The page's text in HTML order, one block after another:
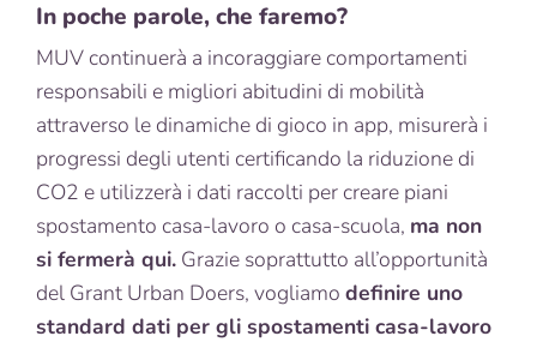
In poche parole, che faremo?
MUV continuerà a incoraggiare comportamenti
responsabili e migliori abitudini di mobilità
attraverso le dinamiche di gioco in app, misurerà i
progressi degli utenti certificando la riduzione di
CO2 e utilizzerà i dati raccolti per creare piani
spostamento casa-lavoro o casa-scuola, ma non
si fermerà qui. Grazie soprattutto all’opportunità
del Grant Urban Doers, vogliamo definire uno
standard dati per gli spostamenti casa-lavoro